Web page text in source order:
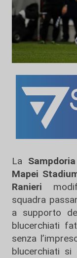
La Sampdoria
Mapei
Ranieri
squadra
a supporto
blucerchiati
senza
blucerchiati si